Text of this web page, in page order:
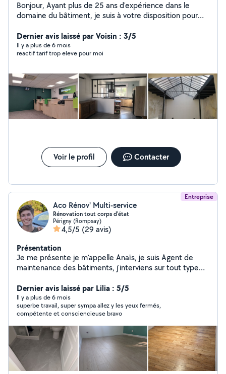
Bonjour, Ayant plus de 25 ans d'expérience dans le
domaine du bâtiment, je suis à votre disposition pour
Dernier avis laissé par Voisin : 3/5
Il y a plus de 6 mois
reactif tarif trop eleve pour moi
Voir le profil Contacter
Entreprise
Aco Rénov' Multi-service
Rénovation tout corps d'état
Périgny (Rompsay)
4,5/5 (29 avis)
Présentation
Je me présente je m'appelle Anaïs, je suis Agent de
maintenance des bâtiments, j'interviens sur tout type
rénovation ou juste un dépannage quelconque je serai
ravi de vous accompagner et de vous aider à le réaliser.
Passionné par ce que je fais, je mets tout en œuvre au
quotidien pour satisfaire mes clients. J'écoute, je conseil
et accompagne dans les projets. Vous avez un projet et
cherchez une personne pouvant le réaliser ? Contactez
moi ! je serai ravi de me déplacer afin de comprendre
plus précisément vos attentes et les comblées. Au
plaisir ! Anaïs
Dernier avis laissé par Lilia : 5/5
Il y a plus de 6 mois
superbe travail, super sympa allez y les yeux fermés,
compétente et consciencieuse bravo